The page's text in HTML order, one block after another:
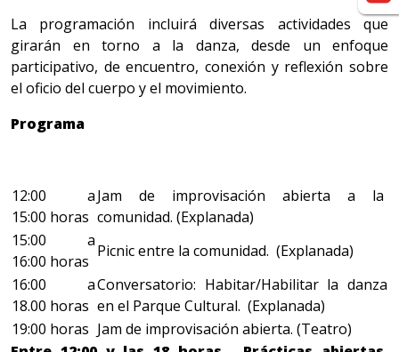
La programación incluirá diversas actividades que
girarán en torno a la danza, desde un enfoque
participativo, de encuentro, conexión y reflexión sobre
el oficio del cuerpo y el movimiento.
Programa
12:00 a
15:00 horas
Jam de improvisación abierta a la
comunidad. (Explanada)
15:00 a
16:00 horas
Picnic entre la comunidad. (Explanada)
16:00 a
18.00 horas
Conversatorio: Habitar/Habilitar la danza
en el Parque Cultural. (Explanada)
19:00 horas Jam de improvisación abierta. (Teatro)